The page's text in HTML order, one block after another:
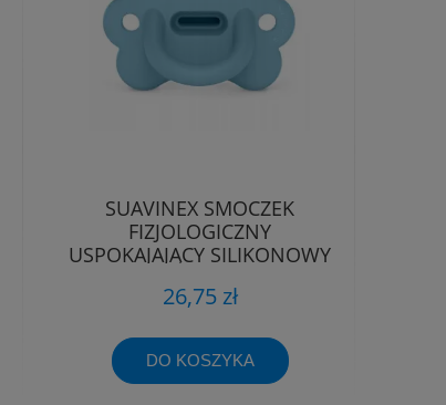
SUAVINEX SMOCZEK
FIZJOLOGICZNY
USPOKAJAJĄCY SILIKONOWY
26,75 zł
DO KOSZYKA